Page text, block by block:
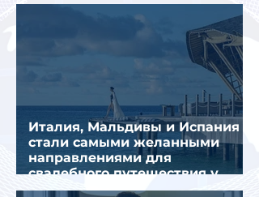
Италия, Мальдивы и Испания
стали самыми желанными
направлениями для
свадебного путешествия у
россиян